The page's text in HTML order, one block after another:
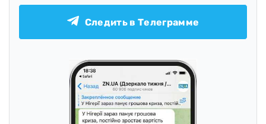
Следить в Телеграмме